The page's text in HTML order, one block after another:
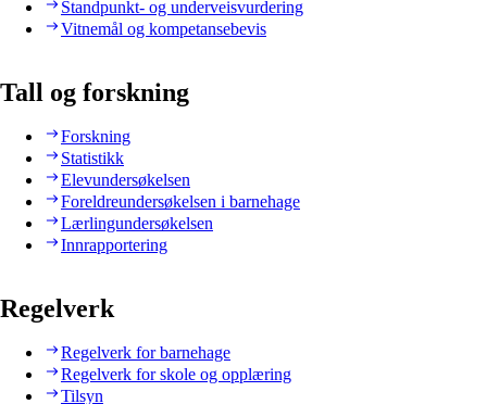
Standpunkt- og underveisvurdering
Vitnemål og kompetansebevis
Tall og forskning
Forskning
Statistikk
Elevundersøkelsen
Foreldreundersøkelsen i barnehage
Lærlingundersøkelsen
Innrapportering
Regelverk
Regelverk for barnehage
Regelverk for skole og opplæring
Tilsyn